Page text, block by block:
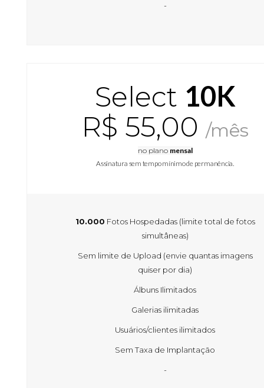
-
Select 10K
R$ 55,00 /mês
no plano mensal
Assinatura sem tempo mínimo de permanência.
10.000 Fotos Hospedadas (limite total de fotos
simultâneas)
Sem limite de Upload (envie quantas imagens
quiser por dia)
Álbuns Ilimitados
Galerias ilimitadas
Usuários/clientes ilimitados
Sem Taxa de Implantação
-